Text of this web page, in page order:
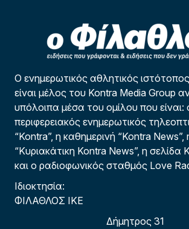
Ο ενημερωτικός αθλητικός
είναι μέλος του Kontra Media Group
υπόλοιπα μέσα του ομίλου που είναι:
περιφερειακός ενημερωτικός
“Kontra”, η καθημερινή “Kontra News”,
“Κυριακάτικη Kontra News”, η σελίδα
και ο ραδιοφωνικός σταθμός Love
Ιδιοκτησία:
ΦΙΛΑΘΛΟΣ ΙΚΕ
Δήμητρος 31